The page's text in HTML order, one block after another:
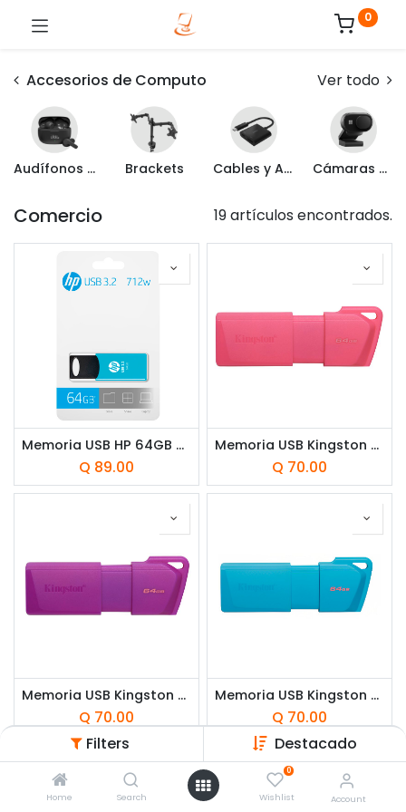
Filters Destacado
Home Search
0
Wishlist Account
0
Accesorios de Computo Ver todo
Audífonos y Headset Brackets Cables y Adaptadores Cámaras Web
Comercio 19 artículos encontrados.
Memoria USB HP 64GB 712w 3.2 Flash
Q 89.00
Memoria USB Kingston 64GB DataTraveler Exodia M 3.2 Neon Rosado
Q 70.00
Memoria USB Kingston 64GB DataTraveler Exodia M 3.2 Neon Purpura
Q 70.00
Memoria USB Kingston 64GB DataTraveler Exodia M 3.2 Neon Azul
Q 70.00